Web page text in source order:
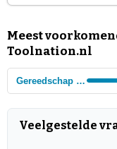
Meest
Toolnation.nl
Gereedschap & Machines
Veelgestelde